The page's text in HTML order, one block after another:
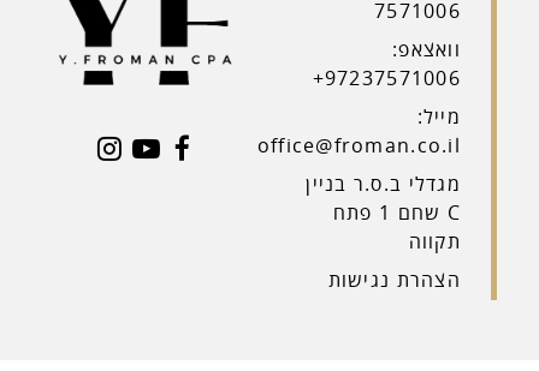
ונחזור אליכם
7571006
וואצאפ:
97237571006+
מייל:
office@froman.co.il
מגדלי ב.ס.ר בניין
C שחם 1 פתח
תקווה
הצהרת נגישות